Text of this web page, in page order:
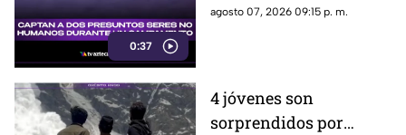
0:37
México, desatando teorías y
agosto 07, 2026 09:15 p. m.
4 jóvenes son
sorprendidos por